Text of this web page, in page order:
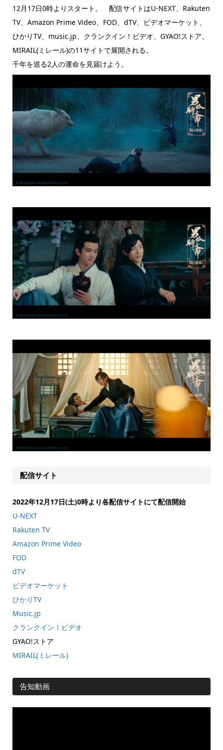
12月17日0時よりスタート。 配信サイトはU-NEXT、Rakuten
TV、Amazon Prime Video、FOD、dTV、ビデオマーケット、
ひかりTV、music.jp、クランクイン！ビデオ、GYAO!ストア、
MIRAIL(ミレール)の11サイトで展開される。
千年を巡る2人の運命を見届けよう。
配信サイト
2022年12月17日(土)0時より各配信サイトにて配信開始
U-NEXT
Rakuten TV
Amazon Prime Video
FOD
dTV
ビデオマーケット
ひかりTV
Music.jp
クランクイン！ビデオ
GYAO!ストア
MIRAIL(ミレール)
告知動画